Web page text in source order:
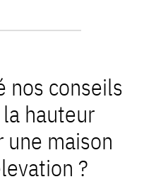
nos conseils
hauteur
maison
?